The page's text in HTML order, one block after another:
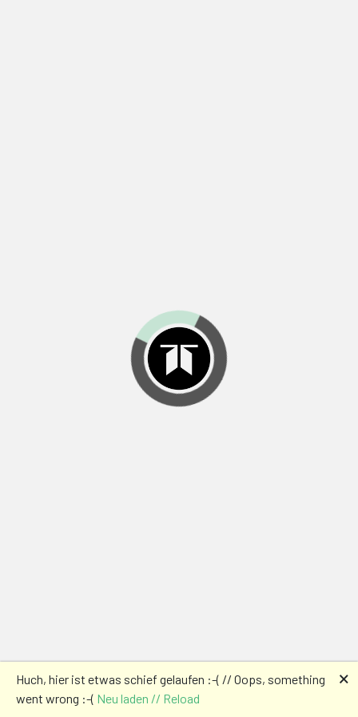
Huch, hier ist etwas schief gelaufen :-( // Oops, something
went wrong :-( Neu laden // Reload
🗙